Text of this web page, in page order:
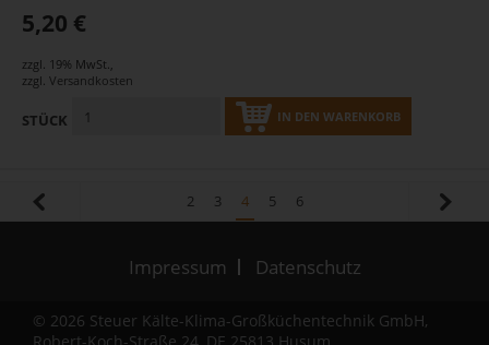
5,20 €
zzgl. 19% MwSt.,
zzgl. Versandkosten
STÜCK IN DEN WARENKORB
2 3 4 5 6
Impressum Datenschutz
© 2026 Steuer Kälte-Klima-Großküchentechnik GmbH,